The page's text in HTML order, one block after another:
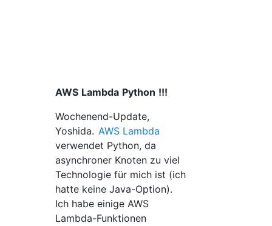
AWS Lambda Python !!!
Wochenend-Update,
Yoshida. AWS Lambda
verwendet Python, da
asynchroner Knoten zu viel
Technologie für mich ist (ich
hatte keine Java-Option).
Ich habe einige AWS
Lambda-Funktionen